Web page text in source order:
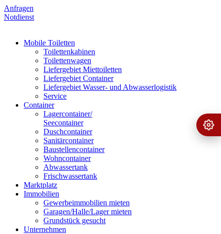
Anfragen
Notdienst
Mobile Toiletten
Toilettenkabinen
Toilettenwagen
Liefergebiet Miettoiletten
Liefergebiet Container
Liefergebiet Wasser- und Abwasserlogistik
Service
Container
Lagercontainer/
Seecontainer
Duschcontainer
Sanitärcontainer
Baustellencontainer
Wohncontainer
Abwassertank
Frischwassertank
Marktplatz
Immobilien
Gewerbeimmobilien mieten
Garagen/Halle/Lager mieten
Grundstück gesucht
Unternehmen
›